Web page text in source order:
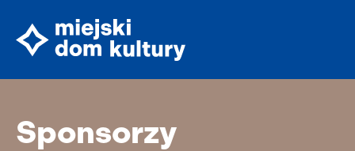
Sponsorzy